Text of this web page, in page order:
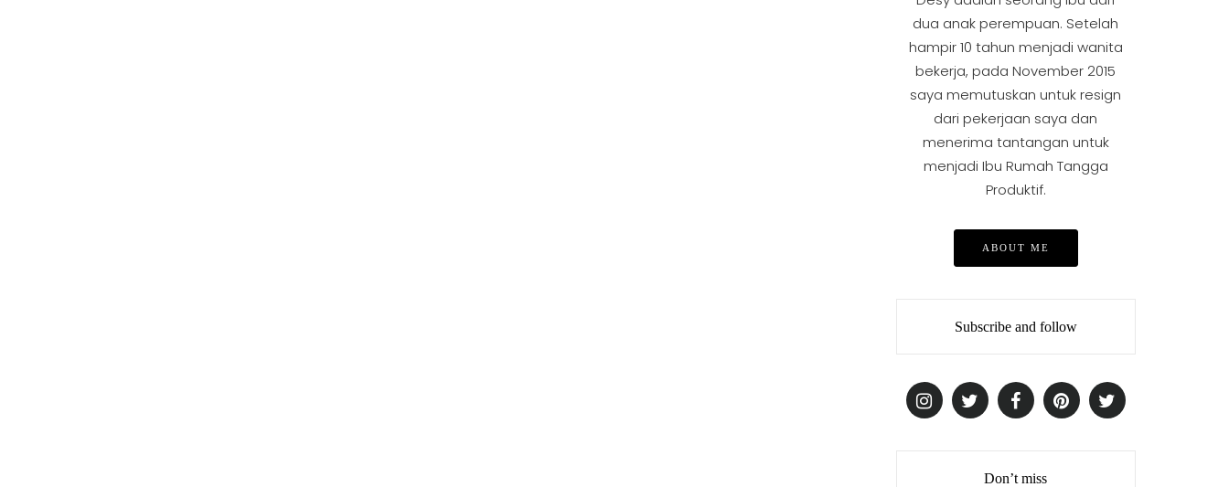
dua anak perempuan. Setelah
hampir 10 tahun menjadi wanita
bekerja, pada November 2015
saya memutuskan untuk resign
dari pekerjaan saya dan
menerima tantangan untuk
menjadi Ibu Rumah Tangga
Produktif.
ABOUT ME
Subscribe and follow
Don’t miss